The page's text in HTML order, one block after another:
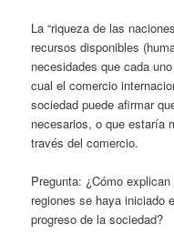
La “riqueza de las
recursos disponibles
necesidades que cada
cual el comercio
sociedad puede afirmar
necesarios, o que estaría
través del comercio.
Pregunta: ¿Cómo
regiones se haya iniciado
progreso de la sociedad?